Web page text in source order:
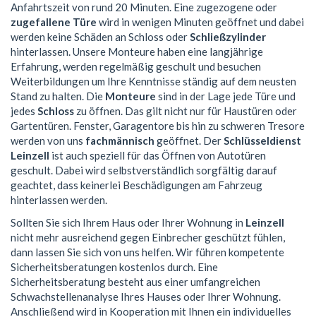
Anfahrtszeit von rund 20 Minuten. Eine zugezogene oder
zugefallene Türe wird in wenigen Minuten geöffnet und dabei
werden keine Schäden an Schloss oderSchließzylinder
hinterlassen. Unsere Monteure haben eine langjährige
Erfahrung, werden regelmäßig geschult und besuchen
Weiterbildungen um Ihre Kenntnisse ständig auf dem neusten
Stand zu halten. Die Monteure sind in der Lage jede Türe und
jedes Schloss zu öffnen. Das gilt nicht nur für Haustüren oder
Gartentüren. Fenster, Garagentore bis hin zu schweren Tresore
werden von uns fachmännisch geöffnet. DerSchlüsseldienst
Leinzell ist auch speziell für das Öffnen von Autotüren
geschult. Dabei wird selbstverständlich sorgfältig darauf
geachtet, dass keinerlei Beschädigungen am Fahrzeug
hinterlassen werden.
Sollten Sie sich Ihrem Haus oder Ihrer Wohnung in Leinzell
nicht mehr ausreichend gegen Einbrecher geschützt fühlen,
dann lassen Sie sich von uns helfen. Wir führen kompetente
Sicherheitsberatungen kostenlos durch. Eine
Sicherheitsberatung besteht aus einer umfangreichen
Schwachstellenanalyse Ihres Hauses oder Ihrer Wohnung.
Anschließend wird in Kooperation mit Ihnen ein individuelles